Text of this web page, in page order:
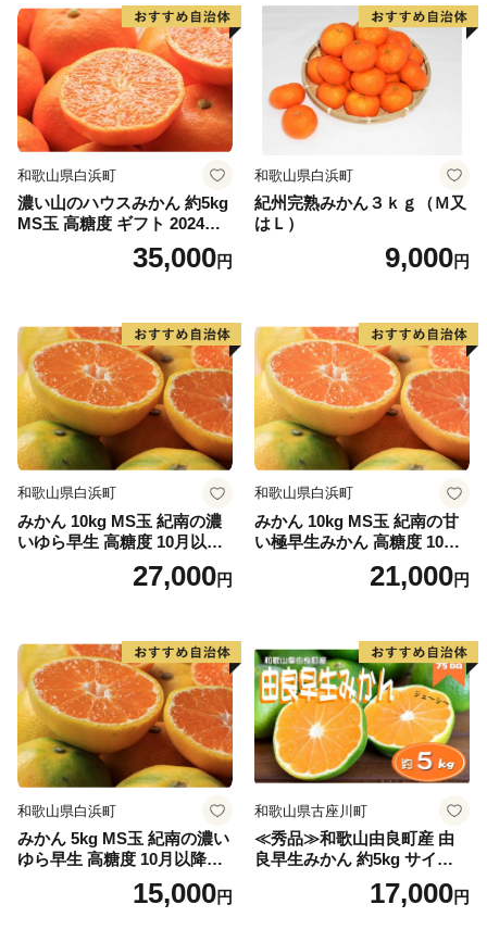
和歌山県白浜町
濃い山のハウスみかん 約5kg
MS玉 高糖度 ギフト 2024年7
35,000円
和歌山県白浜町
紀州完熟みかん３ｋｇ（Ｍ又
はＬ）
9,000円
和歌山県白浜町
みかん 10kg MS玉 紀南の濃
いゆら早生 高糖度 10月以降
発送 マルチ被覆栽培27,000円
和歌山県白浜町
みかん 10kg MS玉 紀南の甘
い極早生みかん 高糖度 10月
以降発送 マルチ被覆栽培
21,000円
和歌山県白浜町
みかん 5kg MS玉 紀南の濃い
ゆら早生 高糖度 10月以降発
送 マルチ被覆栽培15,000円
和歌山県古座川町
≪秀品≫和歌山由良町産 由
良早生みかん 約5kg サイズお
まかせ【sml106C】17,000円